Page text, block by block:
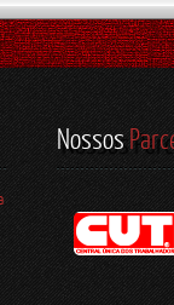
Nossos